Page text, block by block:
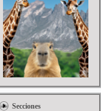
Secciones